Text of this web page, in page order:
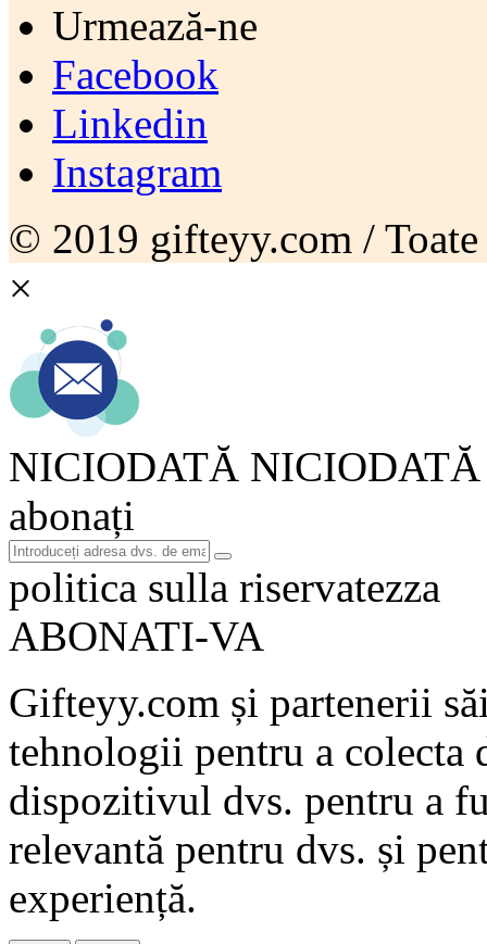
Urmează-ne
Facebook
Linkedin
Instagram
© 2019 gifteyy.com /
×
NICIODATĂ NICIODATĂ
abonați
politica sulla riservatezza
ABONATI-VA
Gifteyy.com și partenerii
tehnologii pentru a colecta
dispozitivul dvs. pentru a
relevantă pentru dvs. și
experiență.